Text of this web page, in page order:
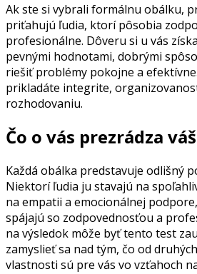
Ak ste si vybrali formálnu obálku,
priťahujú ľudia, ktorí pôsobia
profesionálne. Dôveru si u vás
pevnými hodnotami, dobrými
riešiť problémy pokojne a
prikladáte integrite,
rozhodovaniu.
Čo o vás prezrádza
Každá obálka predstavuje odlišný
Niektorí ľudia ju stavajú na
na empatii a emocionálnej
spájajú so zodpovednosťou a
na výsledok môže byť tento test
zamyslieť sa nad tým, čo od
vlastnosti sú pre vás vo vzťahoch